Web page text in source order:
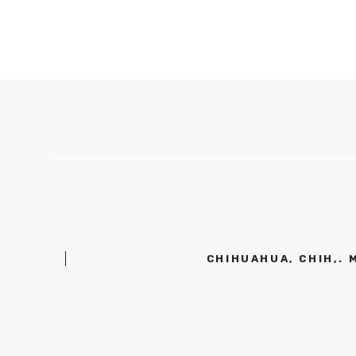
CHIHUAHUA, CHIH,.